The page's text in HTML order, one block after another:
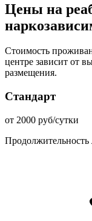
Цены на
Стоимость
центре зависит от
размещения.
Стандарт
от 2000 руб/сутки
Продолжительность